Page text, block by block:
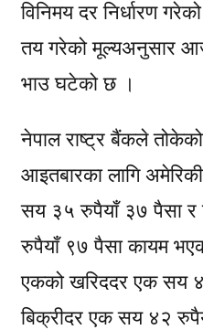
विनिमय दर निर्धारण
तय गरेको मूल्यअनुसार
भाउ घटेको छ ।
नेपाल राष्ट्र बैंकले
आइतबारका लागि
सय ३५ रुपैयाँ ३७ पैसा र
रुपैयाँ ९७ पैसा कायम
एकको खरिददर एक सय
बिक्रीदर एक सय ४२